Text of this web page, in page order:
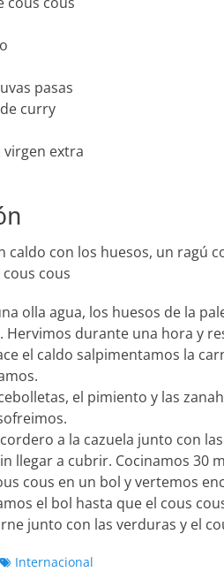
pasas
curry
virgen extra
caldo con los huesos, un ragú
cous
olla agua, los huesos de la
Hervimos durante una hora y
el caldo salpimentamos la
el pimiento y las
a la cazuela junto con
llegar a cubrir. Cocinamos 30
cous en un bol y vertemos
el bol hasta que el cous
junto con las verduras y el
Etiquetas
Internacional